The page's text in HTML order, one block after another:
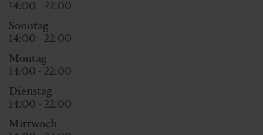
14:00 - 22:00
Sonntag
14:00 - 22:00
Montag
14:00 - 22:00
Dienstag
14:00 - 22:00
Mittwoch